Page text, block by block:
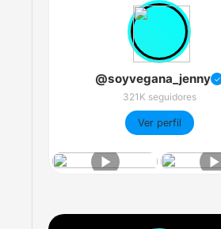
@soyvegana_jenny ✓
321K seguidores
Ver perfil